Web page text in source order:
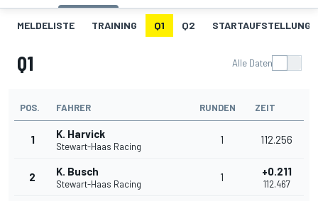
MELDELISTE TRAINING Q1 Q2 STARTAUFSTELLUNG
Q1 Alle Daten
POS. FAHRER RUNDEN ZEIT
1 K. Harvick
Stewart-Haas Racing
1 112.256
2 K. Busch
Stewart-Haas Racing
1 +0.211
112.467